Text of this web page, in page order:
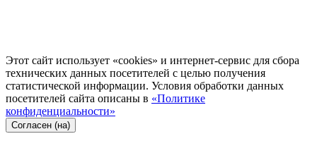
Этот сайт использует «cookies» и интернет-сервис для сбора
технических данных посетителей с целью получения
статистической информации. Условия обработки данных
посетителей сайта описаны в «Политике
конфиденциальности»
Согласен (на)